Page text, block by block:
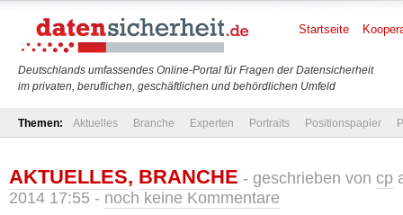
Deutschlands umfassendes Online-Portal für Fragen der Datensicherheit
im privaten, beruflichen, geschäftlichen und behördlichen Umfeld
Startseite
Themen: Aktuelles Branche Experten Portraits Positionspapier
AKTUELLES, BRANCHE - geschrieben von cp
2014 17:55 - noch keine Kommentare